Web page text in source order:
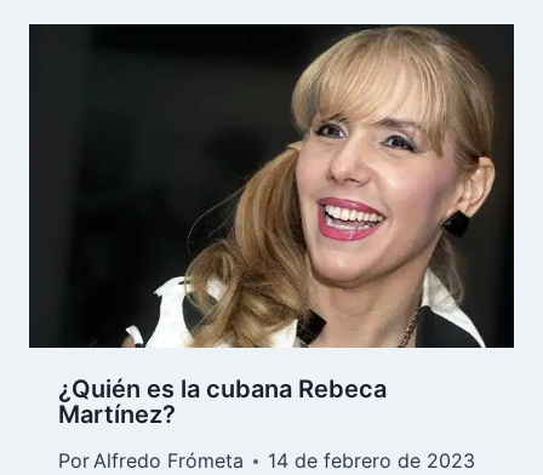
¿Quién es la cubana Rebeca
Martínez?
PorAlfredo Frómeta 14 de febrero de 2023